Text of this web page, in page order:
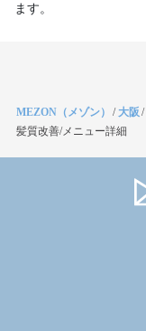
ます。
MEZON（メゾン） /大阪 /
髪質改善/メニュー詳細